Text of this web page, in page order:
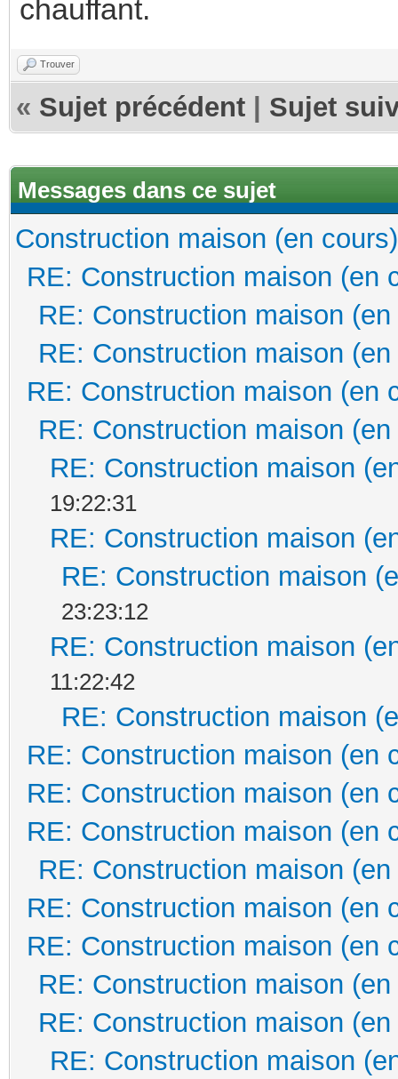
chauffant.
Trouver
« Sujet précédent Sujet
Messages dans ce sujet
Construction maison (en cours)
RE: Construction maison (en
RE: Construction maison
RE: Construction maison
RE: Construction maison (en
RE: Construction maison
RE: Construction maison
19:22:31
RE: Construction maison
RE: Construction maison
23:23:12
RE: Construction maison
11:22:42
RE: Construction maison
RE: Construction maison (en
RE: Construction maison (en
RE: Construction maison (en
RE: Construction maison
RE: Construction maison (en
RE: Construction maison (en
RE: Construction maison
RE: Construction maison
RE: Construction maison